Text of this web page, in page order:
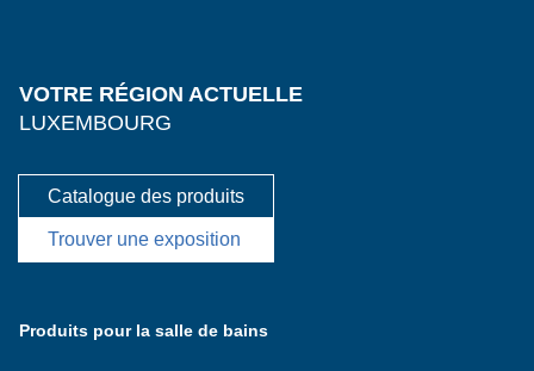
VOTRE RÉGION ACTUELLE
LUXEMBOURG
Catalogue des produits
Trouver une exposition
Produits pour la salle de bains